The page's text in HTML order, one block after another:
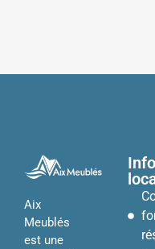
Aix
Meublés
est une